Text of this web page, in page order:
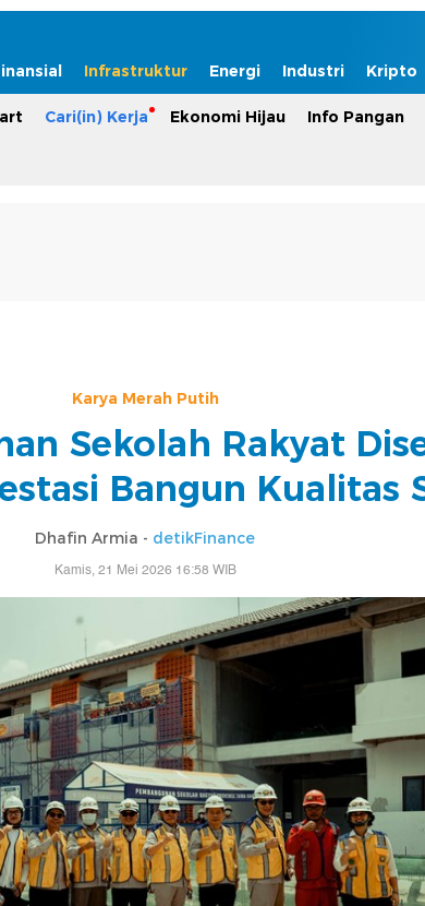
Infrastruktur Energi Industri Kripto
Cari(in) Kerja Ekonomi Hijau Info Pangan
Karya Merah Putih
Sekolah Rakyat
Bangun Kualitas
Dhafin Armia - detikFinance
Kamis, 21 Mei 2026 16:58 WIB